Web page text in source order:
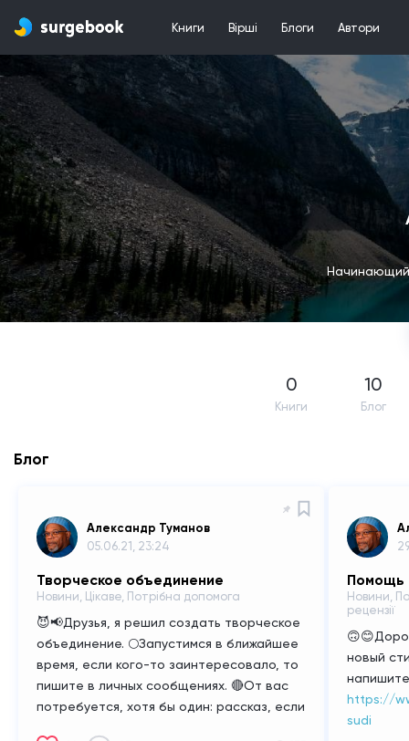
Книги Вірші Блоги Автори
Начинающий
0
Книги
10
Блог
Блог
Александр Туманов
05.06.21, 23:24
Творческое объединение
Новини, Цікаве, Потрібна допомога
😈📢Друзья, я решил создать творческое
объединение. 🌕Запустимся в ближайшее
время, если кого-то заинтересовало, то
пишите в личных сообщениях. 🔴От вас
потребуется, хотя бы один: рассказ, если
Помощь
Новини,
рецензії
новый
https://
sudi